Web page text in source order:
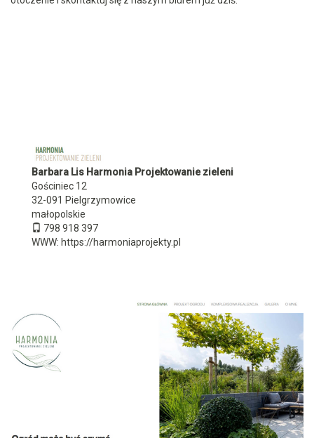
Barbara Lis Harmonia Projektowanie zieleni
Gościniec 12
32-091 Pielgrzymowice
małopolskie
798 918 397
WWW: https://harmoniaprojekty.pl